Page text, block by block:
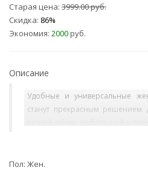
Старая цена: 3999.00 руб.
Скидка: 86%
Экономия: 2000руб.
Описание
Удобные и универсальные
станут прекрасным решением
делает их максимально
дизайн позволит с
различными вариантами
Пол: Жен.